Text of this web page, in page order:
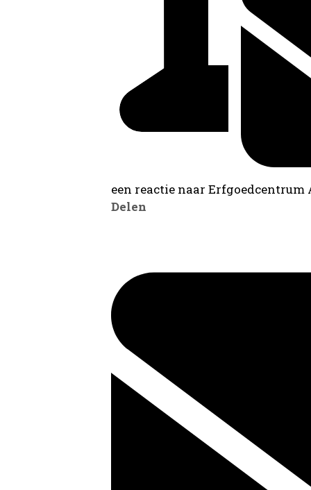
een reactie naar
Delen